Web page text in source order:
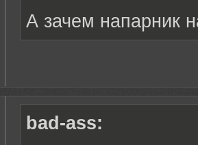
А зачем напарник
bad-ass: